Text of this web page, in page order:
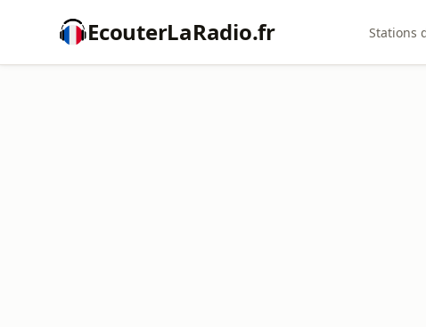
EcouterLaRadio.fr Stations